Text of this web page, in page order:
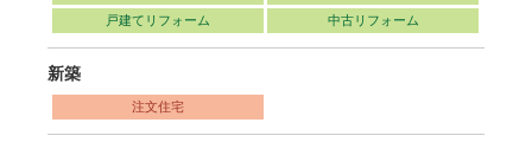
戸建てリフォーム 中古リフォーム
新築
注文住宅